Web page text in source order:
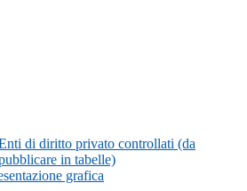
di diritto privato controllati (da
in tabelle)
grafica